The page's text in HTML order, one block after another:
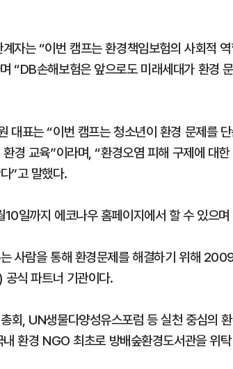
자는 “이번 캠프는 환경책임보험의 사회적
“DB손해보험은 앞으로도 미래세대가 환경
대표는 “이번 캠프는 청소년이 환경 문제를
경 교육”이라며, “환경오염 피해 구제에 대
”고 말했다.
일까지 에코나우 홈페이지에서 할 수 있으
사람을 통해 환경문제를 해결하기 위해
식 파트너 기관이다.
회, UN생물다양성유스포럼 등 실천 중심
환경 NGO 최초로 방배숲환경도서관을 위